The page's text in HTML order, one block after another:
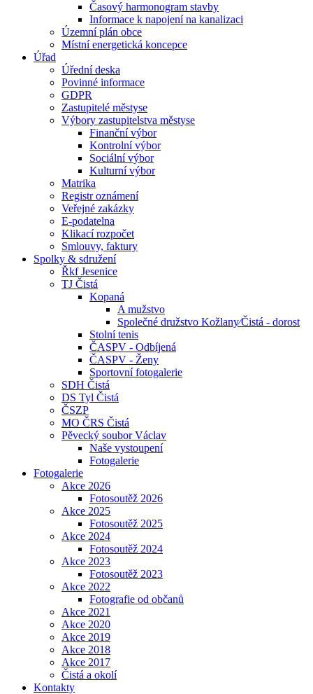
Časový harmonogram stavby
Informace k napojení na kanalizaci
Územní plán obce
Místní energetická koncepce
Úřad
Úřední deska
Povinné informace
GDPR
Zastupitelé městyse
Výbory zastupitelstva městyse
Finanční výbor
Kontrolní výbor
Sociální výbor
Kulturní výbor
Matrika
Registr oznámení
Veřejné zakázky
E-podatelna
Klikací rozpočet
Smlouvy, faktury
Spolky & sdružení
Řkf Jesenice
TJ Čistá
Kopaná
A mužstvo
Společné družstvo Kožlany⁄Čistá - dorost
Stolní tenis
ČASPV - Odbíjená
ČASPV - Ženy
Sportovní fotogalerie
SDH Čistá
DS Tyl Čistá
ČSZP
MO ČRS Čistá
Pěvecký soubor Václav
Naše vystoupení
Fotogalerie
Fotogalerie
Akce 2026
Fotosoutěž 2026
Akce 2025
Fotosoutěž 2025
Akce 2024
Fotosoutěž 2024
Akce 2023
Fotosoutěž 2023
Akce 2022
Fotografie od občanů
Akce 2021
Akce 2020
Akce 2019
Akce 2018
Akce 2017
Čistá a okolí
Kontakty